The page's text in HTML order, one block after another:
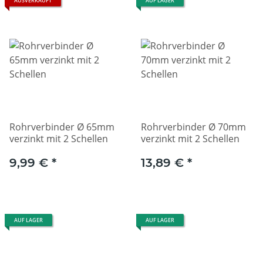
Rohrverbinder Ø 65mm
verzinkt mit 2 Schellen
9,99 € *
Rohrverbinder Ø 70mm
verzinkt mit 2 Schellen
13,89 € *
AUF LAGER AUF LAGER